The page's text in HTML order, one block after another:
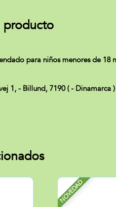
producto
para niños menores de 18
1, - Billund, 7190 ( -
NOVEDAD